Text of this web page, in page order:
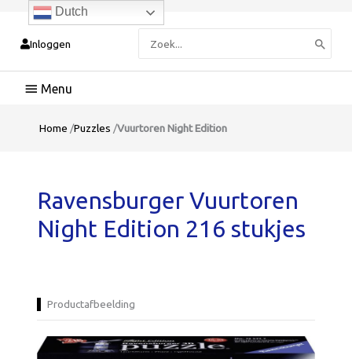
Inloggen
naar:
Hoofdmenu
Home /Puzzles /Vuurtoren Night Edition
Ravensburger Vuurtoren
Night Edition 216 stukjes
Productafbeelding
Dutch